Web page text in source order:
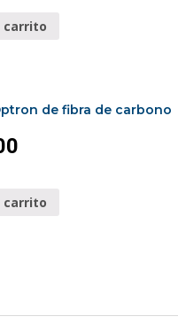
carrito
de fibra de carbono
carrito